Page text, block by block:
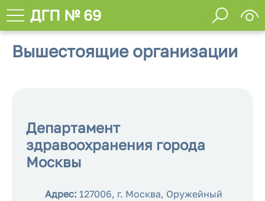
ДГП № 69
Вышестоящие организации
Департамент
здравоохранения города
Москвы
Адрес: 127006, г. Москва, Оружейный